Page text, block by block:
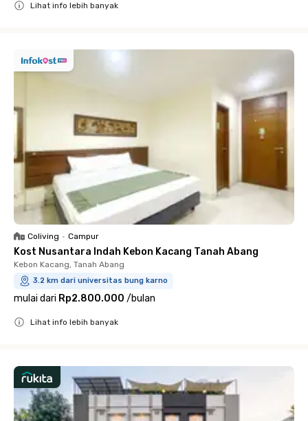
Lihat info lebih banyak
Coliving • Campur
Kost Nusantara Indah Kebon Kacang Tanah Abang
Kebon Kacang, Tanah Abang
3.2 km dari universitas bung karno
mulai dari Rp2.800.000 /bulan
Lihat info lebih banyak